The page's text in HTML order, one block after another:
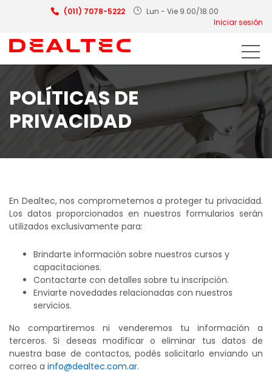
(011) 7078-5222
Lun - Vie 9.00/18.00
Iniciar sesión
POLÍTICAS DE
PRIVACIDAD
En Dealtec, nos comprometemos a proteger tu privacidad.
Los datos proporcionados en nuestros formularios serán
utilizados exclusivamente para:
Brindarte información sobre nuestros cursos y
capacitaciones.
Contactarte con detalles sobre tu inscripción.
Enviarte novedades relacionadas con nuestros
servicios.
No compartiremos ni venderemos tu información a
terceros. Si deseas modificar o eliminar tus datos de
nuestra base de contactos, podés solicitarlo enviando un
correo a info@dealtec.com.ar.